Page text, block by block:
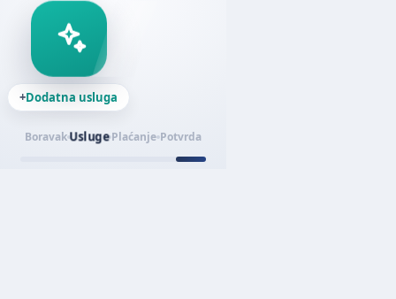
+Dodatna usluga
BoravakUslugePlaćanje Potvrda